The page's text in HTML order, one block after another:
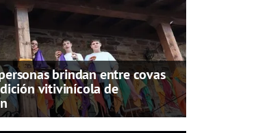
brindan entre covas
vitivinícola de